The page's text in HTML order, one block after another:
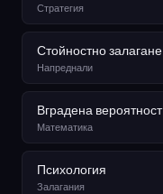
Стратегия
Стойностно залагане
Напреднали
Вградена вероятност
Математика
Психология
Залагания